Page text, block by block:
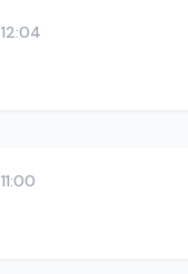
12:04
11:00